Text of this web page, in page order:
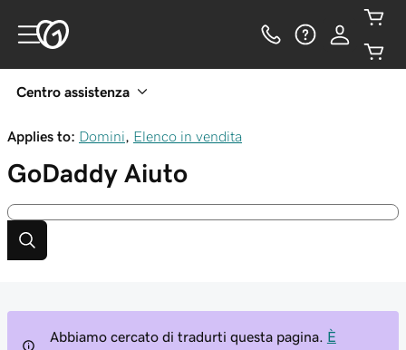
Centro assistenza
Applies to: Domini Elenco in vendita
GoDaddy Aiuto
Abbiamo cercato di tradurti questa pagina.
È